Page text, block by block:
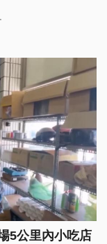
5公里內小吃店